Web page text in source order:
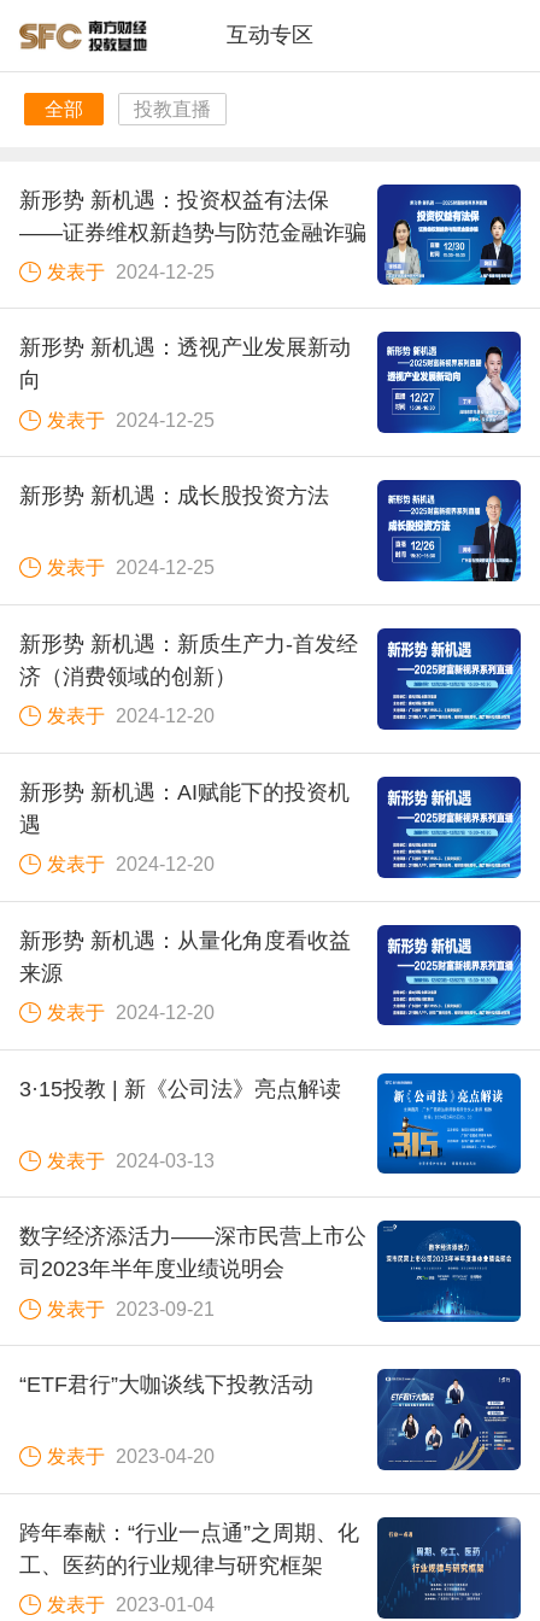
互动专区
全部 投教直播
新形势 新机遇：投资权益有法保
——证券维权新趋势与防范金融诈骗
发表于 2024-12-25
新形势 新机遇：透视产业发展新动
向
发表于 2024-12-25
新形势 新机遇：成长股投资方法
发表于 2024-12-25
新形势 新机遇：新质生产力-首发经
济（消费领域的创新）
发表于 2024-12-20
新形势 新机遇：AI赋能下的投资机
遇
发表于 2024-12-20
新形势 新机遇：从量化角度看收益
来源
发表于 2024-12-20
3·15投教 | 新《公司法》亮点解读
发表于 2024-03-13
数字经济添活力——深市民营上市公
司2023年半年度业绩说明会
发表于 2023-09-21
“ETF君行”大咖谈线下投教活动
发表于 2023-04-20
跨年奉献：“行业一点通”之周期、化
工、医药的行业规律与研究框架
发表于 2023-01-04